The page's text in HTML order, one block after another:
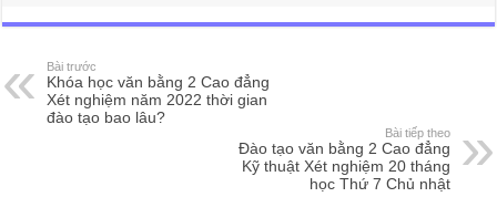
Bài trước
Khóa học văn bằng 2 Cao đẳng
Xét nghiệm năm 2022 thời gian
đào tạo bao lâu?
Bài tiếp theo
Đào tạo văn bằng 2 Cao đẳng
Kỹ thuật Xét nghiệm 20 tháng
học Thứ 7 Chủ nhật